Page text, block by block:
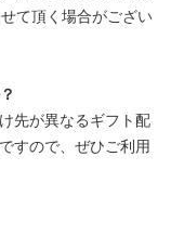
て頂く場合がござい
先が異なるギフト配
すので、ぜひご利用